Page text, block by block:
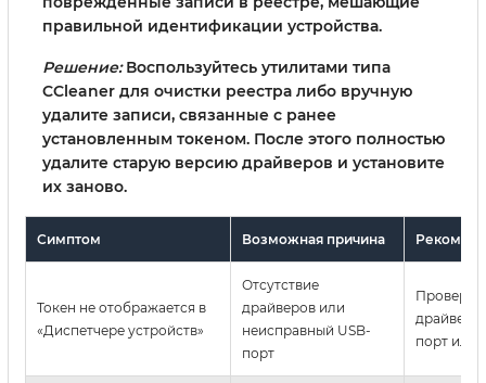
правильной идентификации устройства.
Решение:Воспользуйтесь утилитами типа
CCleaner для очистки реестра либо вручную
удалите записи, связанные с ранее
установленным токеном. После этого полностью
удалите старую версию драйверов и установите
их заново.
Симптом Возможная причина
Токен не отображается в
«Диспетчере устройств»
Отсутствие
драйверов или
неисправный USB-
порт
порт или